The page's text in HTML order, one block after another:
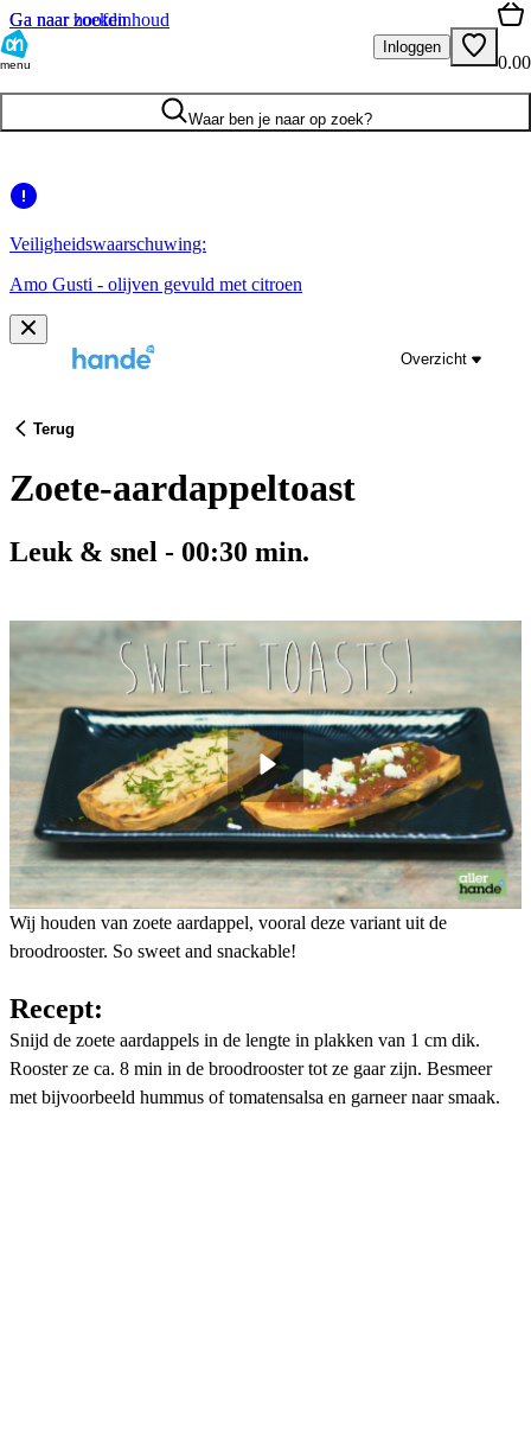
Ga naar hoofdinhoud
Ga naar zoeken
menu
Inloggen
0.00
Waar ben je naar op zoek?
Veiligheidswaarschuwing:
Amo Gusti - olijven gevuld met citroen
Overzicht
Terug
Zoete-aardappeltoast
Leuk & snel - 00:30 min.
Wij houden van zoete aardappel, vooral deze variant uit de
broodrooster. So sweet and snackable!
Recept:
Snijd de zoete aardappels in de lengte in plakken van 1 cm dik.
Rooster ze ca. 8 min in de broodrooster tot ze gaar zijn. Besmeer
met bijvoorbeeld hummus of tomatensalsa en garneer naar smaak.